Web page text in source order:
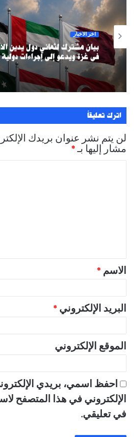
آخر الأخبار
بيان مشترك لثماني دول يدين
في غزة ويدعو إلى إجراءات دولية
اترك تعليقاً
لن يتم نشر عنوان بريدك
مشار إليها بـ*
ق
*
الاسم *
البريد الإلكتروني *
الموقع الإلكتروني
احفظ اسمي، بريدي
الإلكتروني في هذا المتصفح
في تعليقي.